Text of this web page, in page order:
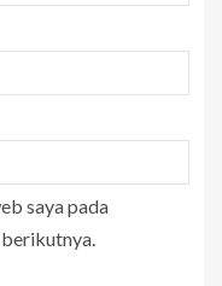
saya pada